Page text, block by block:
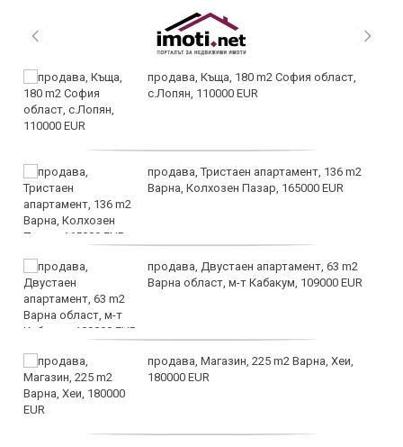
продава, Къща, 180 m2 София област,
с.Лопян, 110000 EUR
продава, Тристаен апартамент, 136 m2
Варна, Колхозен Пазар, 165000 EUR
продава, Двустаен апартамент, 63 m2
Варна област, м-т Кабакум, 109000 EUR
продава, Магазин, 225 m2 Варна, Хеи,
180000 EUR